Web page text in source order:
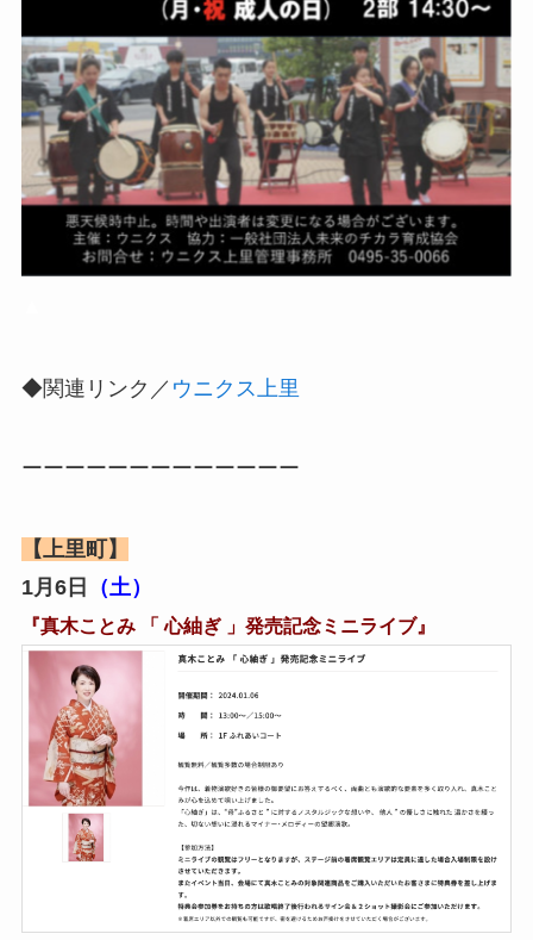
◆関連リンク／ ウニクス上里
ーーーーーーーーーーーーー
【上里町】
1月6日
（土）
『真木ことみ 「 心紬ぎ 」発売記念ミニライブ』